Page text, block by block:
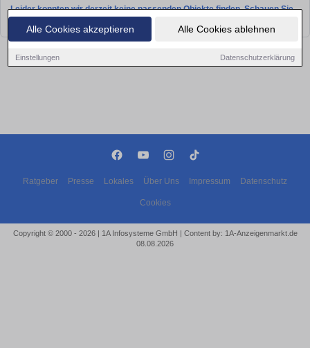
Alle Cookies akzeptieren Alle Cookies ablehnen
Einstellungen Datenschutzerklärung
Leider konnten wir derzeit keine passenden Objekte finden. Schauen Sie
Ratgeber Presse Lokales Über Uns Impressum Datenschutz
Cookies
Copyright © 2000 - 2026 | 1A Infosysteme GmbH | Content by: 1A-Anzeigenmarkt.de
08.08.2026